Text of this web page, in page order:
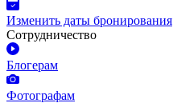
Изменить даты бронирования
Сотрудничество
Блогерам
Фотографам